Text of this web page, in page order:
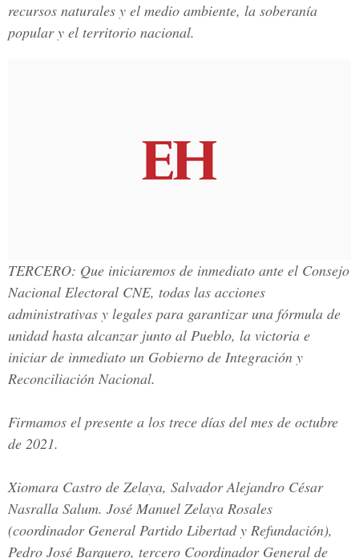
recursos naturales y el medio ambiente, la soberanía
popular y el territorio nacional.
TERCERO: Que iniciaremos de inmediato ante el Consejo
Nacional Electoral CNE, todas las acciones
administrativas y legales para garantizar una fórmula de
unidad hasta alcanzar junto al Pueblo, la victoria e
iniciar de inmediato un Gobierno de Integración y
Reconciliación Nacional.
Firmamos el presente a los trece días del mes de octubre
de 2021.
Xiomara Castro de Zelaya, Salvador Alejandro César
Nasralla Salum. José Manuel Zelaya Rosales
(coordinador General Partido Libertad y Refundación),
Pedro José Barquero, tercero Coordinador General de